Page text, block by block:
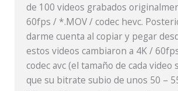
de 100 videos grabados
60fps / *.MOV / codec hevc.
darme cuenta al copiar y pegar
estos videos cambiaron a 4K /
codec avc (el tamaño de cada video
que su bitrate subio de unos 50 –